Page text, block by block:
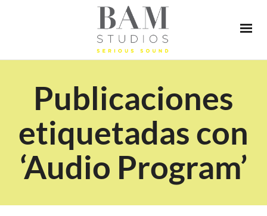
Publicaciones
etiquetadas con
‘Audio Program’